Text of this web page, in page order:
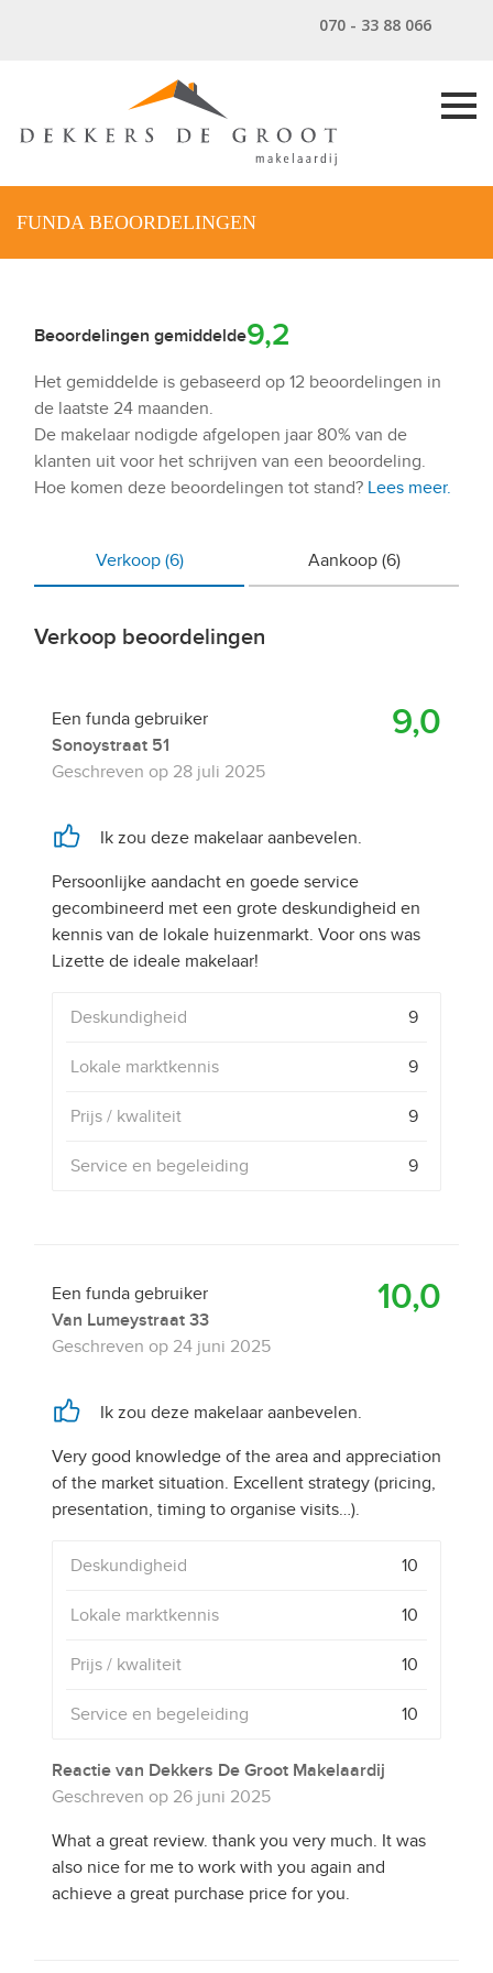
070 - 33 88 066
FUNDA BEOORDELINGEN